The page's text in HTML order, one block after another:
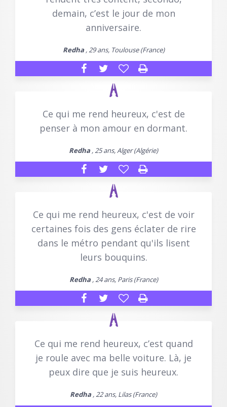
demain, c’est le jour de mon
anniversaire.
Redha, 29 ans, Toulouse (France)
Ce qui me rend heureux, c'est de
penser à mon amour en dormant.
Redha , 25 ans, Alger (Algérie)
Ce qui me rend heureux, c'est de voir
certaines fois des gens éclater de rire
dans le métro pendant qu'ils lisent
leurs bouquins.
Redha, 24 ans, Paris (France)
Ce qui me rend heureux, c’est quand
je roule avec ma belle voiture. Là, je
peux dire que je suis heureux.
Redha , 22 ans, Lilas (France)